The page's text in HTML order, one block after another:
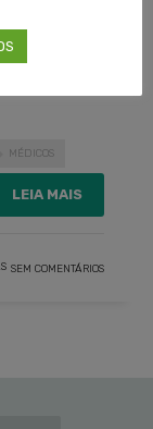
MÉDICOS
LEIA MAIS
SEM COMENTÁRIOS